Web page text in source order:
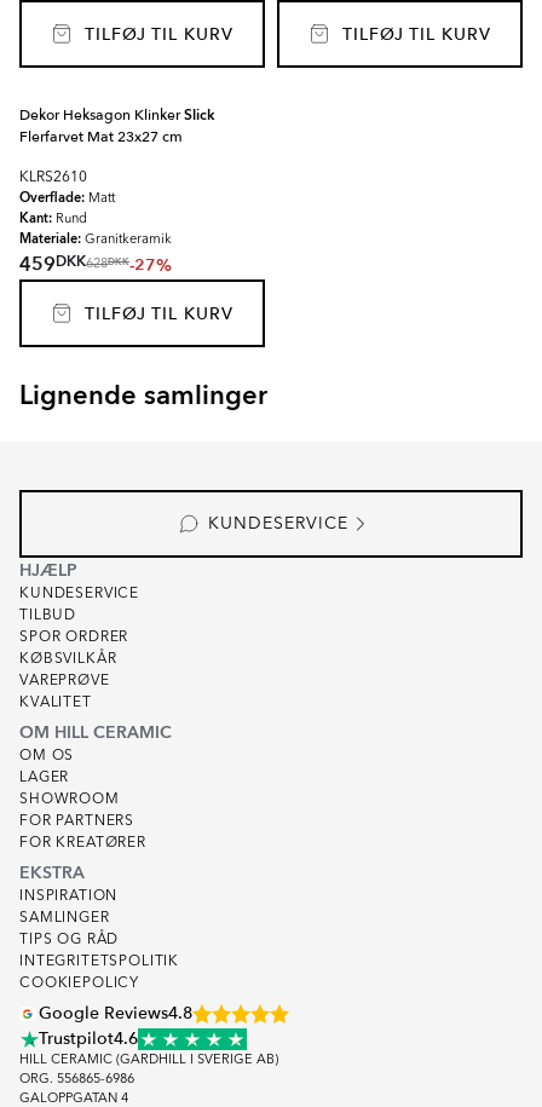
TILFØJ TIL KURV TILFØJ TIL KURV
Dekor Heksagon KlinkerSlick
Flerfarvet Mat 23x27 cm
KLRS2610
Overflade: Matt
Kant: Rund
Materiale: Granitkeramik
459DKK628DKK-27%
TILFØJ TIL KURV
Lignende samlinger
SEKEL
KUNDESERVICE
HJÆLP
KUNDESERVICE
TILBUD
SPOR ORDRER
KØBSVILKÅR
VAREPRØVE
KVALITET
OM HILL CERAMIC
OM OS
LAGER
SHOWROOM
FOR PARTNERS
FOR KREATØRER
EKSTRA
INSPIRATION
SAMLINGER
TIPS OG RÅD
INTEGRITETSPOLITIK
COOKIEPOLICY
Google Reviews4.8
Trustpilot4.6
HILL CERAMIC (GARDHILL I SVERIGE AB)
ORG. 556865-6986
GALOPPGATAN 4